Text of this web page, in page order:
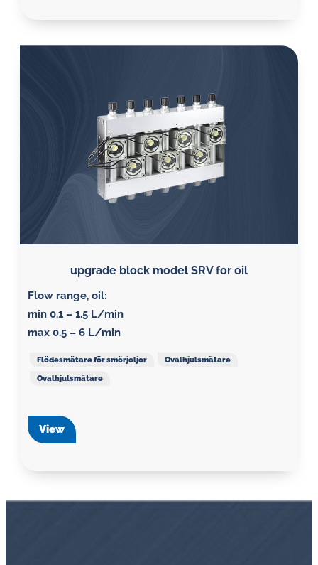
upgrade block model SRV for oil
Flow range, oil:
min 0.1 – 1.5 L/min
max 0.5 – 6 L/min
Flödesmätare för smörjoljor
Ovalhjulsmätare
Ovalhjulsmätare
View